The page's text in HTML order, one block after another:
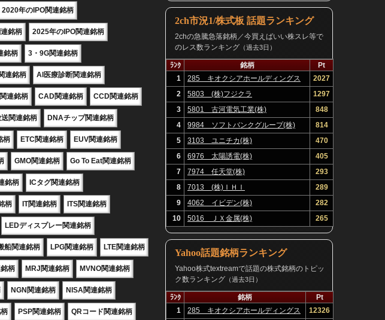
2020年のIPO関連銘柄
銘柄 2025年のIPO関連銘柄
銘柄 3・9G関連銘柄
連銘柄 AI医療診断関連銘柄
連銘柄 CAD関連銘柄 CCD関連銘柄
関連銘柄 DNAチップ関連銘柄
柄 ETC関連銘柄 EUV関連銘柄
GMO関連銘柄 Go To Eat関連銘柄
銘柄 ICタグ関連銘柄
柄 IT関連銘柄 ITS関連銘柄
LEDディスプレー関連銘柄
船関連銘柄 LPG関連銘柄 LTE関連銘柄
柄 MRJ関連銘柄 MVNO関連銘柄
NGN関連銘柄 NISA関連銘柄
PSP関連銘柄 QRコード関連銘柄
2ch市況1/株式板 話題ランキング
2chの急騰急落銘柄／今買えばいい株スレ等で
のレス数ランキング（過去3日）
ﾗﾝｸ 銘柄
Pt
1
285 キオクシアホールディングス
(株)
2027
2
5803 (株)フジクラ
1297
3
5801 古河電気工業(株)
848
4
9984 ソフトバンクグループ(株)
814
5
3103 ユニチカ(株)
470
6
6976 太陽誘電(株)
405
7
7974 任天堂(株)
293
8
7013 (株)ＩＨＩ
289
9
4062 イビデン(株)
282
10
5016 ＪＸ金属(株) 265
Yahoo話題銘柄ランキング
Yahoo株式textreamで話題の株式銘柄のトピッ
ク数ランキング（過去3日）
ﾗﾝｸ 銘柄
Pt
1
285 キオクシアホールディングス
12326